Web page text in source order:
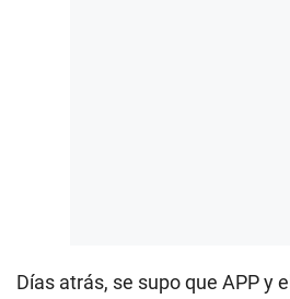
Días atrás, se supo que APP y